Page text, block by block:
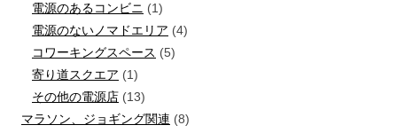
電源のあるコンビニ (1)
電源のないノマドエリア (4)
コワーキングスペース (5)
寄り道スクエア (1)
その他の電源店 (13)
マラソン、ジョギング関連 (8)